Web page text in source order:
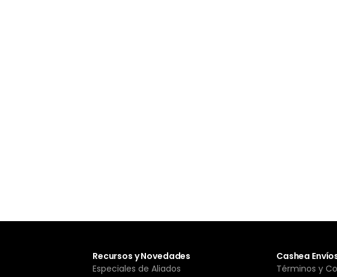
Recursos y Novedades
Especiales de Aliados
Cashea
Términos y